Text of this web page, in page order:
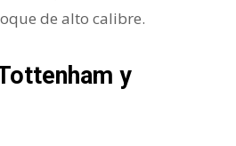
de alto calibre.
y